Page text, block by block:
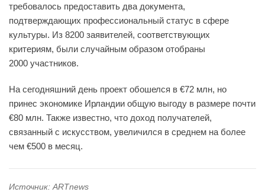
требовалось предоставить два документа,
подтверждающих профессиональный статус в сфере
культуры. Из 8200 заявителей, соответствующих
критериям, были случайным образом отобраны
2000 участников.
На сегодняшний день проект обошелся в €72 млн, но
принес экономике Ирландии общую выгоду в размере почти
€80 млн. Также известно, что доход получателей,
связанный с искусством, увеличился в среднем на более
чем €500 в месяц.
Источник: ARTnews